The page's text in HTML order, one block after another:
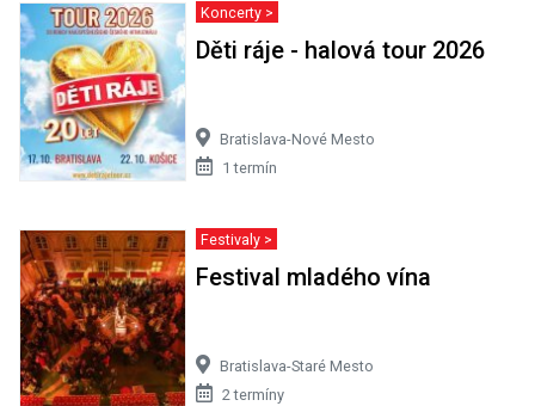
Koncerty >
Děti ráje - halová tour 2026
Bratislava-Nové Mesto
1 termín
Festivaly >
Festival mladého vína
Bratislava-Staré Mesto
2 termíny